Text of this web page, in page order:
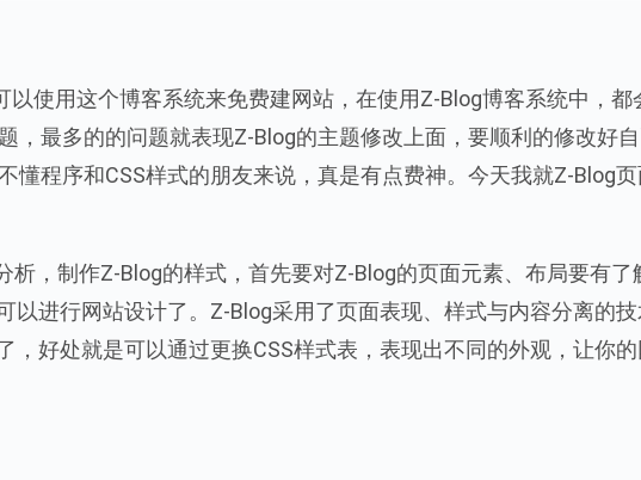
使用这个博客系统来免费建网站，在使用Z-Blog博客系统中，都
，最多的的问题就表现Z-Blog的主题修改上面，要顺利的修改好
懂程序和CSS样式的朋友来说，真是有点费神。今天我就Z-Blog
，制作Z-Blog的样式，首先要对Z-Blog的页面元素、布局要有了
以进行网站设计了。Z-Blog采用了页面表现、样式与内容分离的
，好处就是可以通过更换CSS样式表，表现出不同的外观，让你